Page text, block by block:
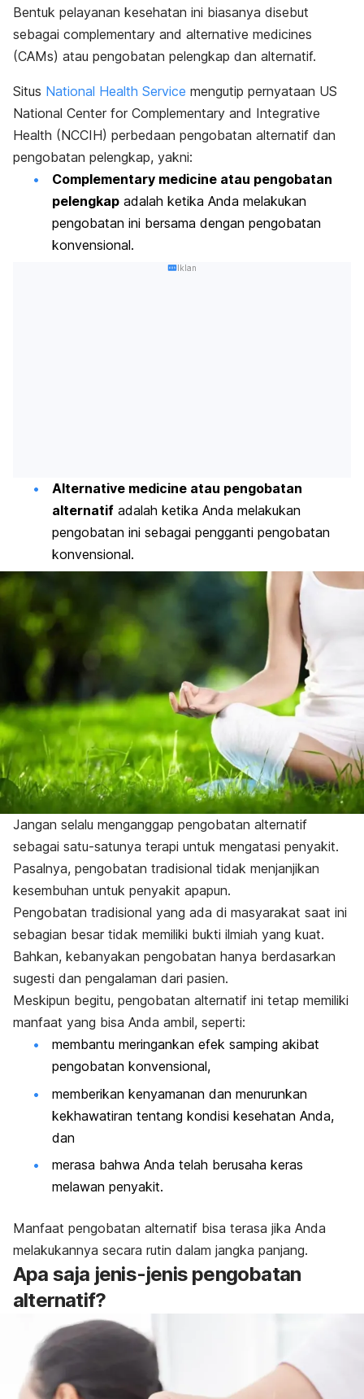
Bentuk pelayanan kesehatan ini biasanya disebut
sebagai complementary and alternative medicines
(CAMs) atau pengobatan pelengkap dan alternatif.
Situs National Health Service mengutip pernyataan US
National Center for Complementary and Integrative
Health (NCCIH) perbedaan pengobatan alternatif dan
pengobatan pelengkap, yakni:
Complementary medicine atau pengobatan
pelengkap adalah ketika Anda melakukan
pengobatan ini bersama dengan pengobatan
konvensional.
Iklan
Alternative medicine atau pengobatan
alternatif adalah ketika Anda melakukan
pengobatan ini sebagai pengganti pengobatan
konvensional.
Jangan selalu menganggap pengobatan alternatif
sebagai satu-satunya terapi untuk mengatasi penyakit.
Pasalnya, pengobatan tradisional tidak menjanjikan
kesembuhan untuk penyakit apapun.
Pengobatan tradisional yang ada di masyarakat saat ini
sebagian besar tidak memiliki bukti ilmiah yang kuat.
Bahkan, kebanyakan pengobatan hanya berdasarkan
sugesti dan pengalaman dari pasien.
Meskipun begitu, pengobatan alternatif ini tetap memiliki
manfaat yang bisa Anda ambil, seperti:
membantu meringankan efek samping akibat
pengobatan konvensional,
memberikan kenyamanan dan menurunkan
kekhawatiran tentang kondisi kesehatan Anda,
dan
merasa bahwa Anda telah berusaha keras
melawan penyakit.
Manfaat pengobatan alternatif bisa terasa jika Anda
melakukannya secara rutin dalam jangka panjang.
Apa saja jenis-jenis pengobatan
alternatif?